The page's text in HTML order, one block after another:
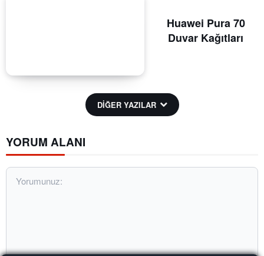
Huawei Pura 70
Duvar Kağıtları
DİĞER YAZILAR
YORUM ALANI